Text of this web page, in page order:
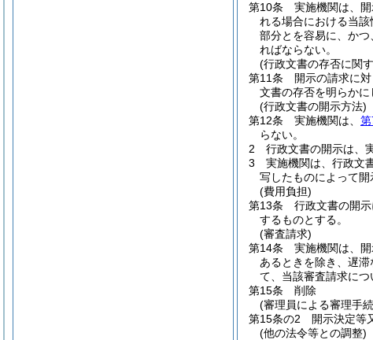
第10条
実施機関は、
れる場合における当
部分とを容易に、か
ればならない。
(行政文書の存否に関
第11条
開示の請求に
文書の存否を明らかに
(行政文書の開示方法)
第12条
実施機関は、
らない。
2
行政文書の開示は、
3
実施機関は、行政文
写したものによって開
(費用負担)
第13条
行政文書の開示
するものとする。
(審査請求)
第14条
実施機関は、
あるときを除き、遅滞
て、当該審査請求につ
第15条
削除
(審理員による審理手
第15条の2
開示決定等
(他の法令等との調整)